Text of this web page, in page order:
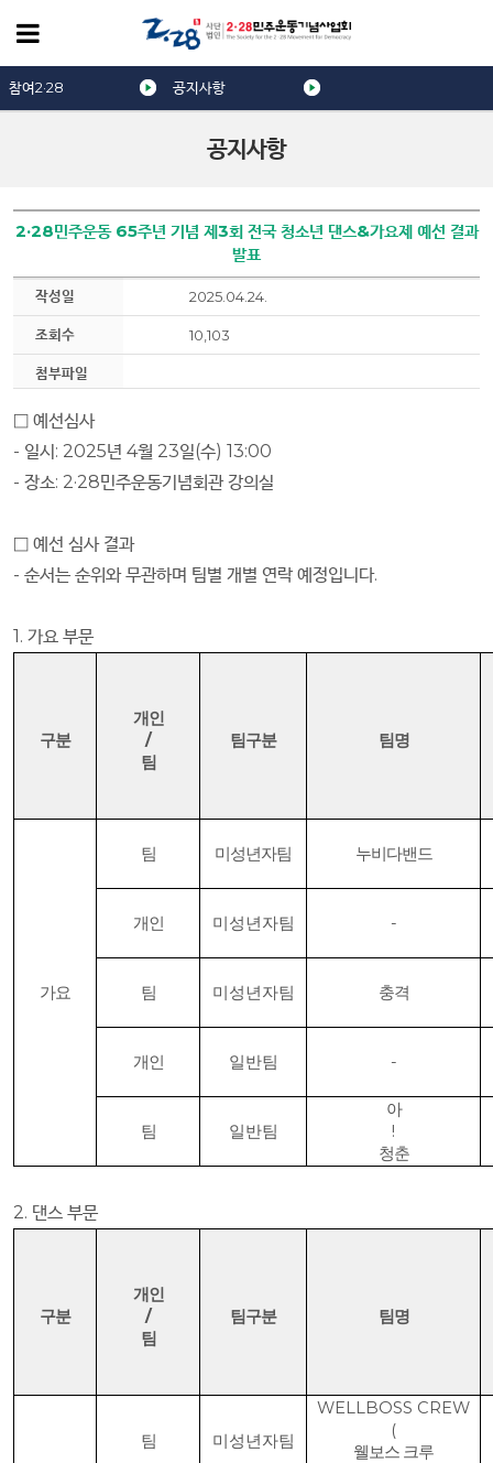
공지사항
참여2·28 공지사항
2·28민주운동 65주년 기념 제3회 전국 청소년 댄스&가요제 예선 결과
발표
작성일 2025.04.24.
조회수 10,103
첨부파일
□ 예선심사
- 일시: 2025년 4월 23일(수) 13:00
- 장소: 2·28민주운동기념회관 강의실
□ 예선 심사 결과
- 순서는 순위와 무관하며 팀별 개별 연락 예정입니다.
1. 가요 부문
구분
개인
/
팀
팀구분 팀명
가요
팀 미성년자팀 누비다밴드
개인 미성년자팀 -
팀 미성년자팀 충격
개인 일반팀 -
팀 일반팀
아
!
청춘
2. 댄스 부문
구분
개인
/
팀
팀구분 팀명
팀 미성년자팀
WELLBOSS CREW
(
웰보스 크루